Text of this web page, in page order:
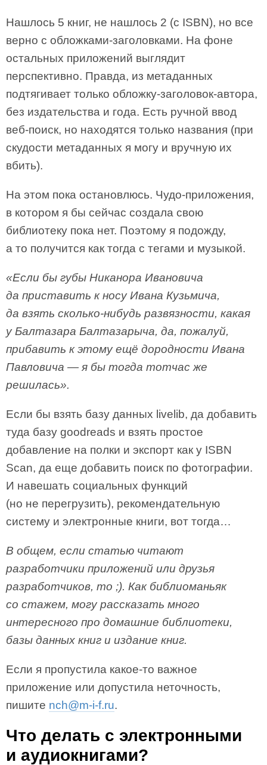
Нашлось 5 книг, не нашлось 2 (с ISBN), но все
верно с обложками-заголовками. На фоне
остальных приложений выглядит
перспективно. Правда, из метаданных
подтягивает только обложку-заголовок-автора,
без издательства и года. Есть ручной ввод
веб-поиск, но находятся только названия (при
скудости метаданных я могу и вручную их
вбить).
На этом пока остановлюсь. Чудо-приложения,
в котором я бы сейчас создала свою
библиотеку пока нет. Поэтому я подожду,
а то получится как тогда с тегами и музыкой.
«Если бы губы Никанора Ивановича
да приставить к носу Ивана Кузьмича,
да взять сколько-нибудь развязности, какая
у Балтазара Балтазарыча, да, пожалуй,
прибавить к этому ещё дородности Ивана
Павловича — я бы тогда тотчас же
решилась».
Если бы взять базу данных livelib, да добавить
туда базу goodreads и взять простое
добавление на полки и экспорт как у ISBN
Scan, да еще добавить поиск по фотографии.
И навешать социальных функций
(но не перегрузить), рекомендательную
систему и электронные книги, вот тогда…
В общем, если статью читают
разработчики приложений или друзья
разработчиков, то ;). Как библиоманьяк
со стажем, могу рассказать много
интересного про домашние библиотеки,
базы данных книг и издание книг.
Если я пропустила какое-то важное
приложение или допустила неточность,
пишите nch@m-i-f.ru.
Что делать с электронными
и аудиокнигами?